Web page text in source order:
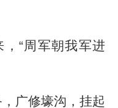
“周军朝我军进
广修壕沟，挂起